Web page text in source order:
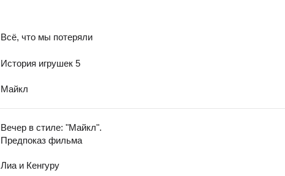
Всё, что мы потеряли
История игрушек 5
Майкл
Вечер в стиле: "Майкл".
Предпоказ фильма
Лиа и Кенгуру